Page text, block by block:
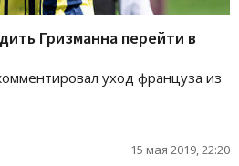
Гризманна перейти в
уход француза из
15 мая 2019, 22:20